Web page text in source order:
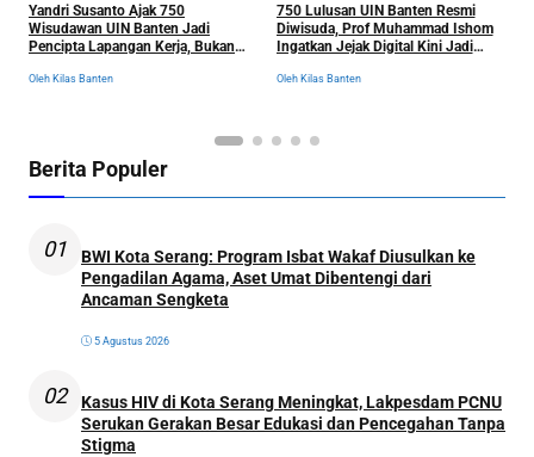
Yandri Susanto Ajak 750
Wisudawan UIN Banten Jadi
Pencipta Lapangan Kerja, Bukan
Oleh Kilas Banten
750 Lulusan UIN Banten Resmi
Diwisuda, Prof Muhammad Ishom
Ingatkan Jejak Digital Kini Jadi
Oleh Kilas Banten
Berita Populer
01
BWI Kota Serang: Program Isbat Wakaf Diusulkan ke
Pengadilan Agama, Aset Umat Dibentengi dari
Ancaman Sengketa
5 Agustus 2026
02
Kasus HIV di Kota Serang Meningkat, Lakpesdam PCNU
Serukan Gerakan Besar Edukasi dan Pencegahan Tanpa
Stigma